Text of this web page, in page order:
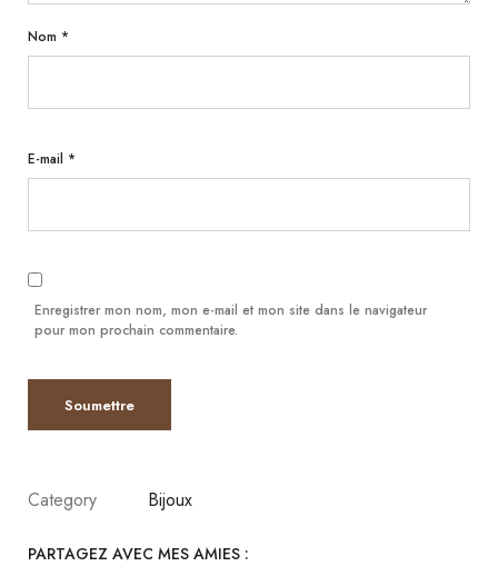
Nom *
E-mail *
Enregistrer mon nom, mon e-mail et mon site dans le navigateur
pour mon prochain commentaire.
Category Bijoux
PARTAGEZ AVEC MES AMIES :